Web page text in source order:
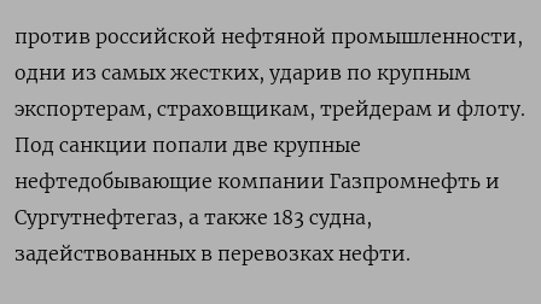
против российской нефтяной промышленности,
одни из самых жестких, ударив по крупным
экспортерам, страховщикам, трейдерам и флоту.
Под санкции попали две крупные
нефтедобывающие компании Газпромнефть и
Сургутнефтегаз, а также 183 судна,
задействованных в перевозках нефти.